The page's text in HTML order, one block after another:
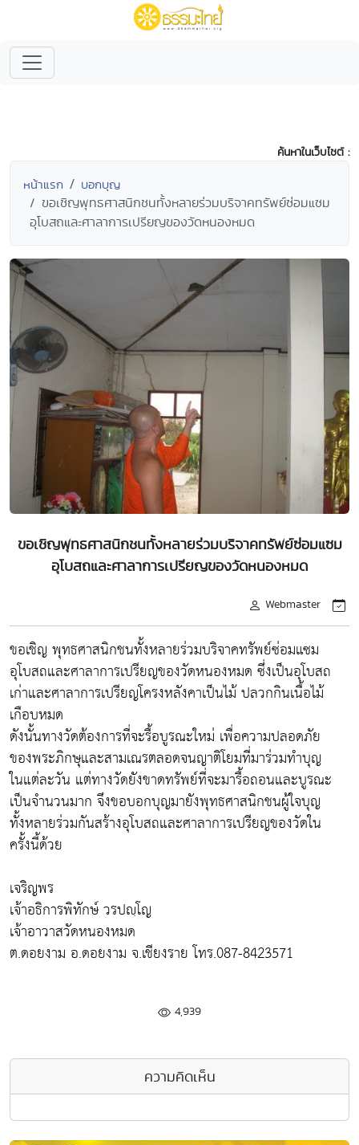
ค้นหาในเว็บไซต์ :
หน้าแรก บอกบุญ
ขอเชิญพุทธศาสนิกชนทั้งหลายร่วมบริจาคทรัพย์ซ่อมแซม
อุโบสถและศาลาการเปรียญของวัดหนองหมด
ขอเชิญพุทธศาสนิกชนทั้งหลายร่วมบริจาคทรัพย์ซ่อมแซม
อุโบสถและศาลาการเปรียญของวัดหนองหมด
Webmaster
ขอเชิญ พุทธศาสนิกชนทั้งหลายร่วมบริจาคทรัพย์ซ่อมแซม
อุโบสถและศาลาการเปรียญของวัดหนองหมด ซึ่งเป็นอุโบสถ
เก่าและศาลาการเปรียญโครงหลังคาเป็นไม้ ปลวกกินเนื้อไม้
เกือบหมด
ดังนั้นทางวัดต้องการที่จะรื้อบูรณะใหม่ เพื่อความปลอดภัย
ของพระภิกษุและสามเณรตลอดจนญาติโยมที่มาร่วมทำบุญ
ในแต่ละวัน แต่ทางวัดยังขาดทรัพย์ที่จะมารื้อถอนและบูรณะ
เป็นจำนวนมาก จึงขอบอกบุญมายังพุทธศาสนิกชนผู้ใจบุญ
ทั้งหลายร่วมกันสร้างอุโบสถและศาลาการเปรียญของวัดใน
ครั้งนี้ด้วย
เจริญพร
เจ้าอธิการพิทักษ์ วรปญฺโญ
เจ้าอาวาสวัดหนองหมด
ต.ดอยงาม อ.ดอยงาม จ.เชียงราย โทร.087-8423571
4,939
ความคิดเห็น